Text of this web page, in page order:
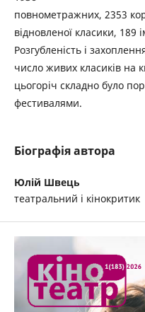
повнометражних, 2353
відновленої класики, 189
Розгубленість і
число живих класиків на
цьогоріч складно було
фестивалями.
Біографія автора
Юлій Швець
театральний і кінокритик